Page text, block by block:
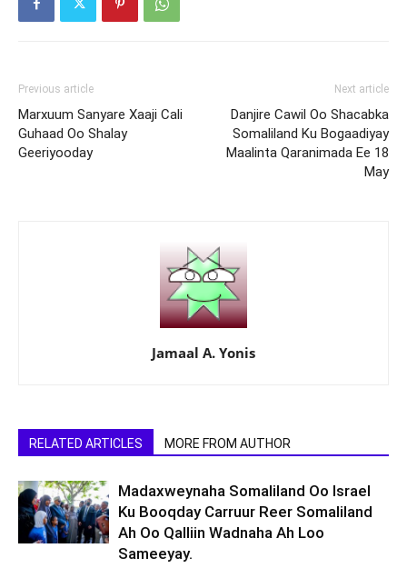
Previous article
Marxuum Sanyare Xaaji Cali
Guhaad Oo Shalay
Geeriyooday
Next article
Danjire Cawil Oo Shacabka
Somaliland Ku Bogaadiyay
Maalinta Qaranimada Ee 18
May
Jamaal A. Yonis
RELATED ARTICLES MORE FROM AUTHOR
Madaxweynaha Somaliland Oo Israel
Ku Booqday Carruur Reer Somaliland
Ah Oo Qalliin Wadnaha Ah Loo
Sameeyay.